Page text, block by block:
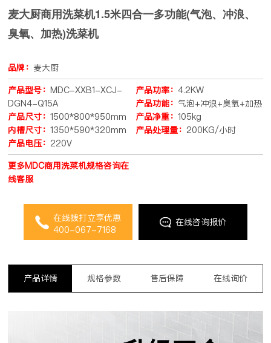
麦大厨商用洗菜机1.5米四合一多功能(气泡、冲浪、
臭氧、加热)洗菜机
品牌： 麦大厨
产品型号：MDC-XXB1-XCJ-
DGN4-Q15A
产品尺寸：1500*800*950mm
内槽尺寸：1350*590*320mm
产品电压： 220V
产品功率： 4.2KW
产品功能： 气泡+冲浪+臭氧+加热
产品净重： 105kg
产品处理量： 200KG/小时
更多MDC商用洗菜机规格咨询在
线客服
在线拨打立享优惠
400-067-7168
在线咨询报价
产品详情 规格参数 售后保障 在线询价